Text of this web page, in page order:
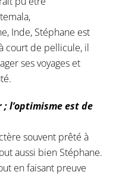
Inde, Stéphane est
court de pellicule, il
ses voyages et
; l’optimisme est de
souvent prêté à
aussi bien Stéphane.
en faisant preuve